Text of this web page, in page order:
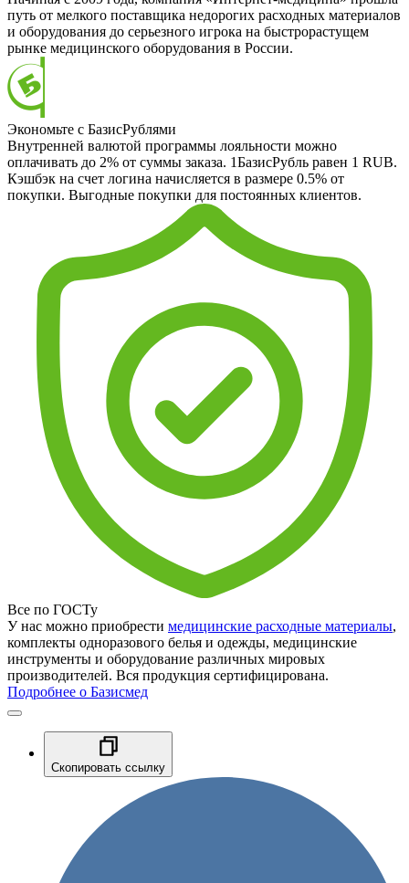
путь от мелкого поставщика недорогих расходных материалов
и оборудования до серьезного игрока на быстрорастущем
рынке медицинского оборудования в России.
Экономьте с БазисРублями
Внутренней валютой программы лояльности можно
оплачивать до 2% от суммы заказа. 1БазисРубль равен 1 RUB.
Кэшбэк на счет логина начисляется в размере 0.5% от
покупки. Выгодные покупки для постоянных клиентов.
Все по ГОСТу
У нас можно приобрести медицинские расходные материалы,
комплекты одноразового белья и одежды, медицинские
инструменты и оборудование различных мировых
производителей. Вся продукция сертифицирована.
Подробнее о Базисмед
Скопировать ссылку